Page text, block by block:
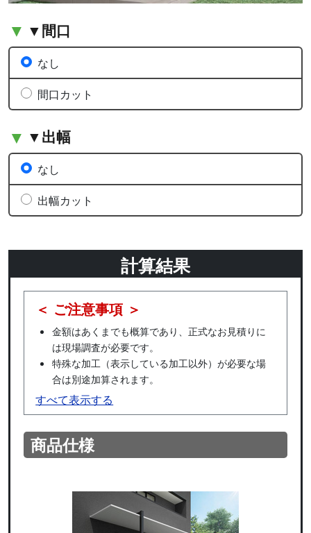
▼間口
なし
間口カット
▼出幅
なし
出幅カット
計算結果
＜ ご注意事項 ＞
金額はあくまでも概算であり、正式なお見積りに
は現場調査が必要です。
特殊な加工（表示している加工以外）が必要な場
合は別途加算されます。
すべて表示する
商品仕様